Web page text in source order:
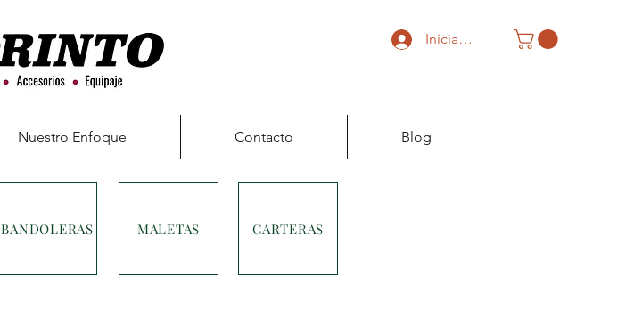
Iniciar sesión
Nuestro Enfoque Contacto Blog
BANDOLERAS MALETAS CARTERAS